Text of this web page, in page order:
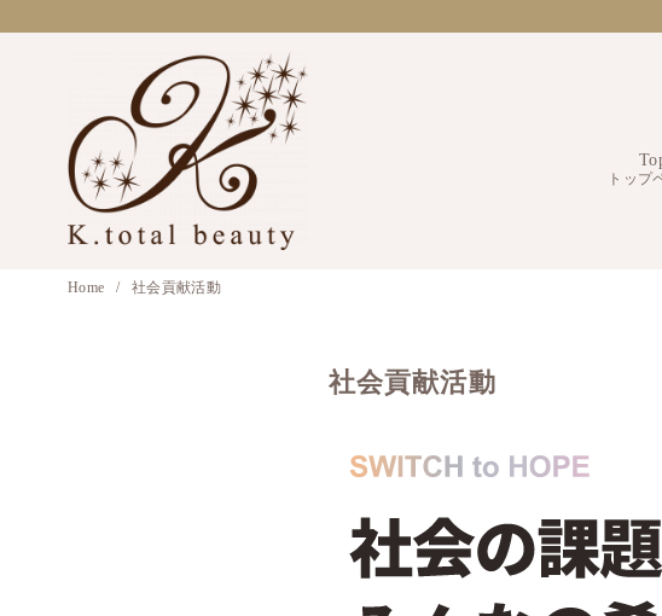
トップ
Home 社会貢献活動
社会貢献活動